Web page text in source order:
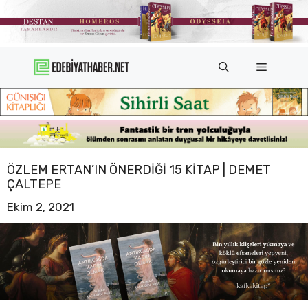
atla
Menü
ÖZLEM ERTAN’IN ÖNERDIĞI 15 KITAP | DEMET
ÇALTEPE
Ekim 2, 2021